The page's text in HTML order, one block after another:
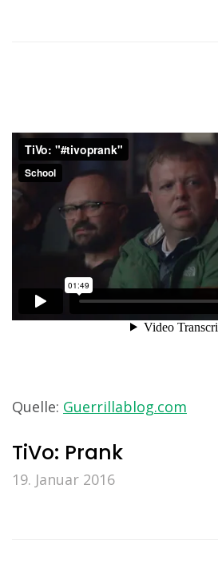
Quelle: Guerrillablog.com
TiVo: Prank
19. Januar 2016